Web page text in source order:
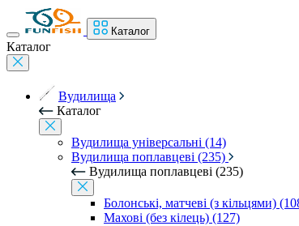
Каталог
Каталог
Вудилища
Каталог
Вудилища універсальні (14)
Вудилища поплавцеві (235)
Вудилища поплавцеві (235)
Болонські, матчеві (з кільцями)
Махові (без кілець) (127)